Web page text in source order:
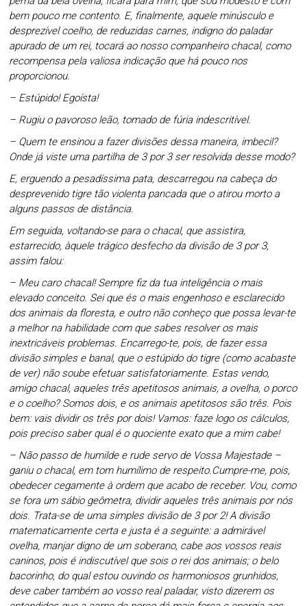
bem pouco me contento. E, finalmente, aquele minúsculo e
desprezível coelho, de reduzidas carnes, indigno do paladar
apurado de um rei, tocará ao nosso companheiro chacal, como
recompensa pela valiosa indicação que há pouco nos
proporcionou.
– Estúpido! Egoísta!
– Rugiu o pavoroso leão, tomado de fúria indescritível.
– Quem te ensinou a fazer divisões dessa maneira, imbecil?
Onde já viste uma partilha de 3 por 3 ser resolvida desse modo?
E, erguendo a pesadíssima pata, descarregou na cabeça do
desprevenido tigre tão violenta pancada que o atirou morto a
alguns passos de distância.
Em seguida, voltando-se para o chacal, que assistira,
estarrecido, àquele trágico desfecho da divisão de 3 por 3,
assim falou:
– Meu caro chacal! Sempre fiz da tua inteligência o mais
elevado conceito. Sei que és o mais engenhoso e esclarecido
dos animais da floresta, e outro não conheço que possa levar-te
a melhor na habilidade com que sabes resolver os mais
inextricáveis problemas. Encarrego-te, pois, de fazer essa
divisão simples e banal, que o estúpido do tigre (como acabaste
de ver) não soube efetuar satisfatoriamente. Estas vendo,
amigo chacal, aqueles três apetitosos animais, a ovelha, o porco
e o coelho? Somos dois, e os animais apetitosos são três. Pois
bem: vais dividir os três por dois! Vamos: faze logo os cálculos,
pois preciso saber qual é o quociente exato que a mim cabe!
– Não passo de humilde e rude servo de Vossa Majestade –
ganiu o chacal, em tom humílimo de respeito.Cumpre-me, pois,
obedecer cegamente à ordem que acabo de receber. Vou, como
se fora um sábio geômetra, dividir aqueles três animais por nós
dois. Trata-se de uma simples divisão de 3 por 2! A divisão
matematicamente certa e justa é a seguinte: a admirável
ovelha, manjar digno de um soberano, cabe aos vossos reais
caninos, pois é indiscutível que sois o rei dos animais; o belo
bacorinho, do qual estou ouvindo os harmoniosos grunhidos,
deve caber também ao vosso real paladar, visto dizerem os